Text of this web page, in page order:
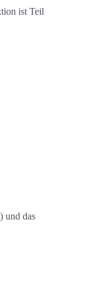
ist Teil
und das